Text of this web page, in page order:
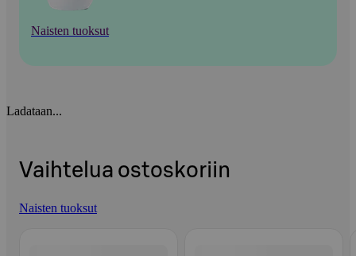
Naisten tuoksut
Ladataan...
Vaihtelua ostoskoriin
Naisten tuoksut